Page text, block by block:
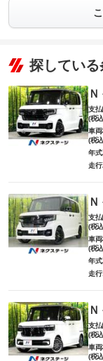
探してい
支
(税
車
(税
年式
走行
支
(税
車
(税
年式
走行
支
(税
車
(税